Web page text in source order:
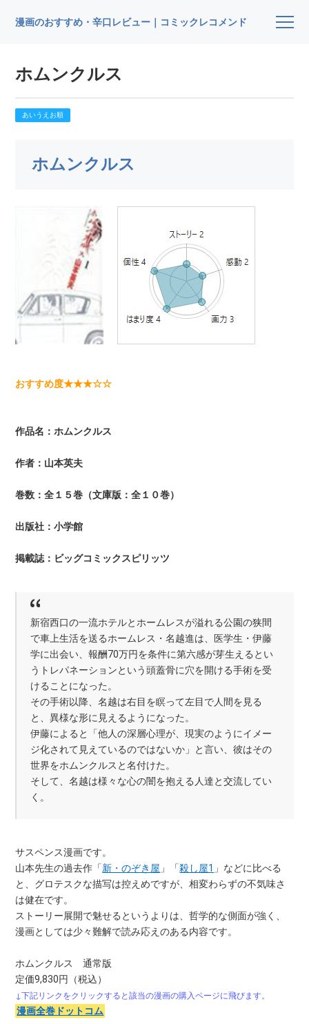
漫画のおすすめ・辛口レビュー｜コミックレコメンド
ホムンクルス
あいうえお順
ホムンクルス
おすすめ度★★★☆☆
作品名：ホムンクルス
作者：山本英夫
巻数：全１５巻（文庫版：全１０巻）
出版社：小学館
掲載誌：ビッグコミックスピリッツ
新宿西口の一流ホテルとホームレスが溢れる公園の狭間
で車上生活を送るホームレス・名越進は、医学生・伊藤
学に出会い、報酬70万円を条件に第六感が芽生えるとい
うトレパネーションという頭蓋骨に穴を開ける手術を受
けることになった。
その手術以降、名越は右目を瞑って左目で人間を見る
と、異様な形に見えるようになった。
伊藤によると「他人の深層心理が、現実のようにイメー
ジ化されて見えているのではないか」と言い、彼はその
世界をホムンクルスと名付けた。
そして、名越は様々な心の闇を抱える人達と交流してい
く。
サスペンス漫画です。
山本先生の過去作「新・のぞき屋 」「殺し屋1 」などに比べる
と、グロテスクな描写は控えめですが、相変わらずの不気味さ
は健在です。
ストーリー展開で魅せるというよりは、哲学的な側面が強く、
漫画としては少々難解で読み応えのある内容です。
ホムンクルス 通常版
定価9,830円（税込）
↓下記リンクをクリックすると該当の漫画の購入ページに飛びます。
漫画全巻ドットコム